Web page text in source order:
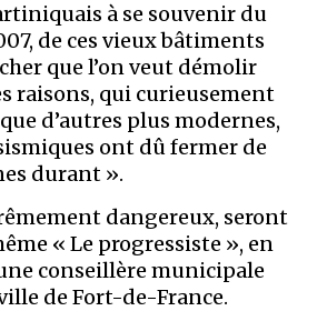
à se souvenir du
de ces vieux bâtiments
que l’on veut démolir
raisons, qui curieusement
d’autres plus modernes,
ont dû fermer de
durant ».
dangereux, seront
« Le progressiste », en
conseillère municipale
de Fort-de-France.